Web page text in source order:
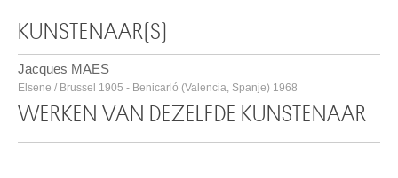
KUNSTENAAR(S)
Jacques MAES
Elsene / Brussel 1905 - Benicarló (Valencia, Spanje) 1968
WERKEN VAN DEZELFDE KUNSTENAAR